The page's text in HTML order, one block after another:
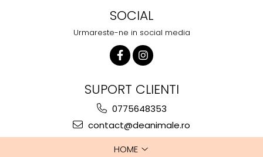
SOCIAL
Urmareste-ne in social media
SUPORT CLIENTI
0775648353
contact@deanimale.ro
HOME